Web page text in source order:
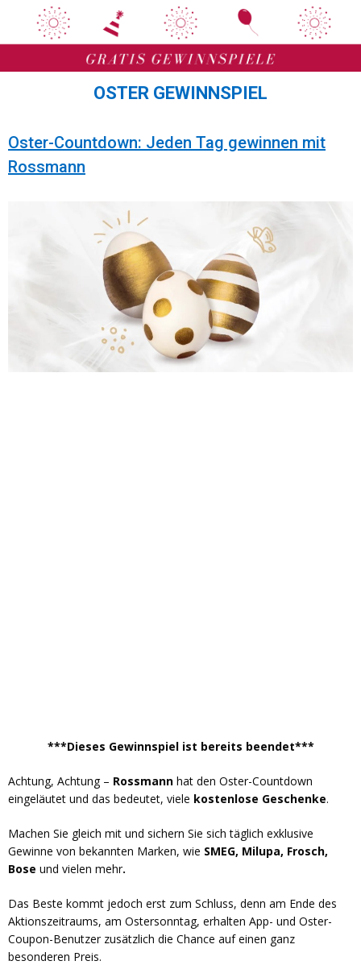
springen
springen
OSTER GEWINNSPIEL
Oster-Countdown: Jeden Tag gewinnen mit
Rossmann
***Dieses Gewinnspiel ist bereits beendet***
Achtung, Achtung – Rossmann hat den Oster-Countdown
eingeläutet und das bedeutet, viele kostenlose Geschenke.
Machen Sie gleich mit und sichern Sie sich täglich exklusive
Gewinne von bekannten Marken, wie SMEG, Milupa, Frosch,
Bose und vielen mehr.
Das Beste kommt jedoch erst zum Schluss, denn am Ende des
Aktionszeitraums, am Ostersonntag, erhalten App- und Oster-
Coupon-Benutzer zusätzlich die Chance auf einen ganz
besonderen Preis.